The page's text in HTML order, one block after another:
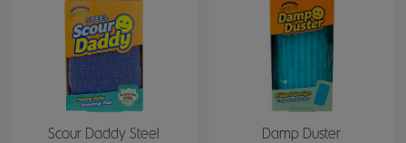
Scour Daddy Steel
Damp Duster